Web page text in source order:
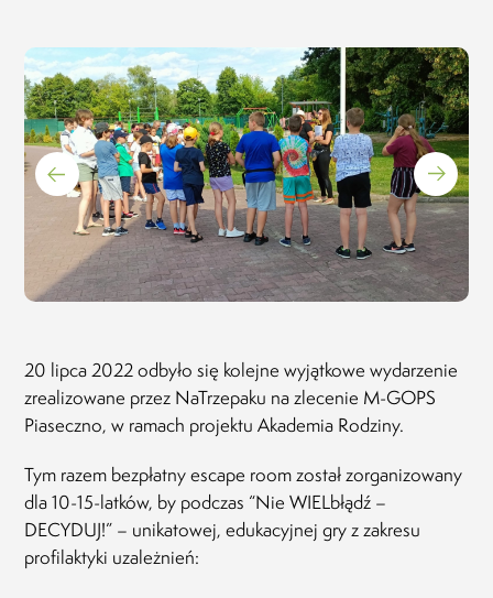
20.01.2023
tylko
20 lipca 2022 odbyło się kolejne wyjątkowe wydarzenie
zrealizowane przez NaTrzepaku na zlecenie M-GOPS
Piaseczno, w ramach projektu Akademia Rodziny.
Tym razem bezpłatny escape room został zorganizowany
dla 10-15-latków, by podczas “Nie WIELbłądź –
DECYDUJ!” – unikatowej, edukacyjnej gry z zakresu
profilaktyki uzależnień: